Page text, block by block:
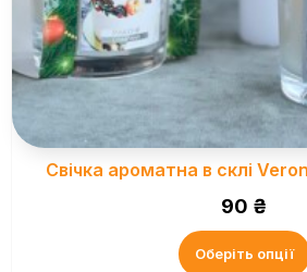
Свічка ароматна в склі
90 ₴
Оберіть опції